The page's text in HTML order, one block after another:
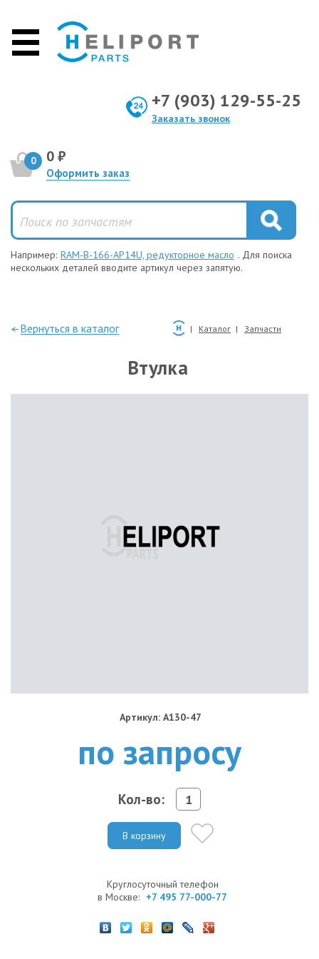
+7 (903) 129-55-25
Заказать звонок
0 0 ₽
Оформить заказ
Например: RAM-B-166-AP14U, редукторное масло . Для поиска
нескольких деталей вводите артикул через запятую.
—Вернуться в каталог Каталог Запчасти
Втулка
Артикул: A130-47
по запросу
Кол-во:
В корзину
Круглосуточный телефон
в Москве: +7 495 77-000-77